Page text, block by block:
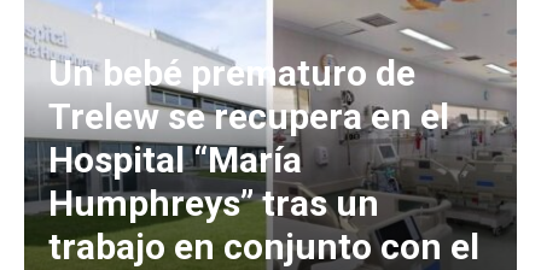
Un bebé prematuro de
Trelew se recupera en el
Hospital “María
Humphreys” tras un
trabajo en conjunto con el